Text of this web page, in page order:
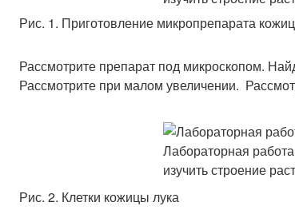
Рис. 1. Приготовление микропрепарата
Рассмотрите препарат под микроскопом.
Рассмотрите при малом увеличении.
Рис. 2. Клетки кожицы лука